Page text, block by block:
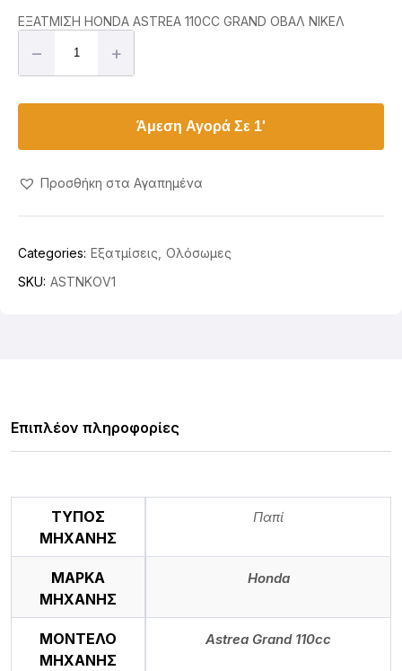
ΕΞΑΤΜΙΣΗ HONDA ASTREA 110CC GRAND ΟΒΑΛ ΝΙΚΕΛ
– +
Άμεση Αγορά Σε 1'
Προσθήκη στα Αγαπημένα
Categories: Εξατμίσεις Ολόσωμες
SKU: ASTNKOV1
Επιπλέον πληροφορίες
ΤΥΠΟΣ
ΜΗΧΑΝΗΣ
Παπί
ΜΑΡΚΑ
ΜΗΧΑΝΗΣ
Honda
ΜΟΝΤΕΛΟ
ΜΗΧΑΝΗΣ
Astrea Grand 110cc